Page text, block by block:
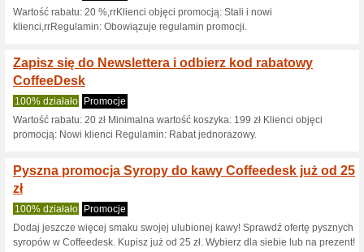
Kod rabatowy -15 % zniżki
koszyku.
Kod rabatowy
produkt
100% działało Kupon